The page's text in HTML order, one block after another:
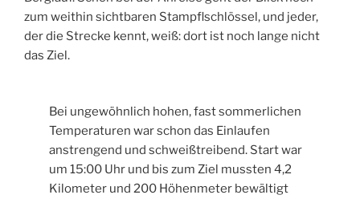
zum weithin sichtbaren Stampflschlössel, und jeder,
der die Strecke kennt, weiß: dort ist noch lange nicht
das Ziel.
Bei ungewöhnlich hohen, fast sommerlichen
Temperaturen war schon das Einlaufen
anstrengend und schweißtreibend. Start war
um 15:00 Uhr und bis zum Ziel mussten 4,2
Kilometer und 200 Höhenmeter bewältigt